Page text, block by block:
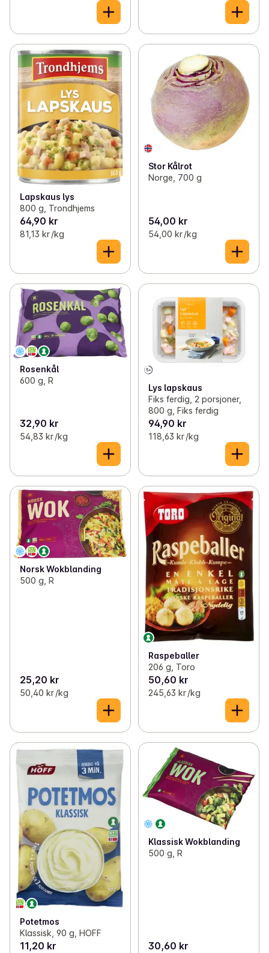
Lapskaus lys
800 g, Trondhjems
64,90 kr
81,13 kr /kg
Stor Kålrot
Norge, 700 g
54,00 kr
54,00 kr /kg
Rosenkål
600 g, R
32,90 kr
54,83 kr /kg
Lys lapskaus
Fiks ferdig, 2 porsjoner,
800 g, Fiks ferdig
94,90 kr
118,63 kr /kg
Norsk Wokblanding
500 g, R
25,20 kr
50,40 kr /kg
Raspeballer
206 g, Toro
50,60 kr
245,63 kr /kg
Potetmos
Klassisk, 90 g, HOFF
11,20 kr
Klassisk Wokblanding
500 g, R
30,60 kr